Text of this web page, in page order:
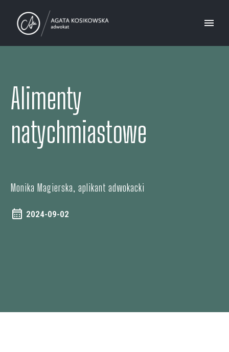
Alimenty
natychmiastowe
Monika Magierska, aplikant adwokacki
2024-09-02